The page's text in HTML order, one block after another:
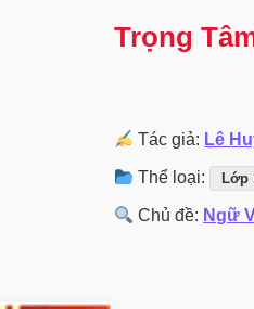
Trọng
Tác giả: Lê
Thể loại: Lớp
Chủ đề: Ngữ